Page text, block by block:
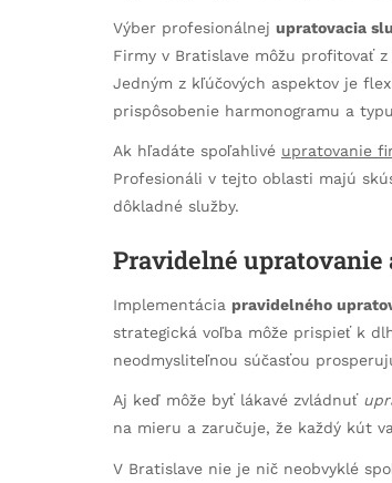
Výber profesionálnej upratovacia
Firmy v Bratislave môžu profitovať
Jedným z kľúčových aspektov je
prispôsobenie harmonogramu a
Ak hľadáte spoľahlivé upratovanie
Profesionáli v tejto oblasti majú
dôkladné služby.
Pravidelné
Implementácia pravidelného
strategická voľba môže prispieť k
neodmysliteľnou súčasťou
Aj keď môže byť lákavé zvládnuť
na mieru a zaručuje, že každý kút
V Bratislave nie je nič neobvyklé